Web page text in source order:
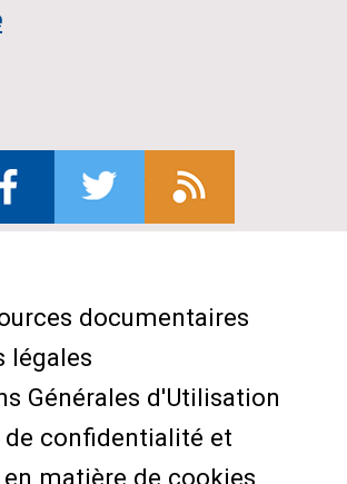
documentaires
légales
Générales d'Utilisation
de confidentialité et
matière de cookies